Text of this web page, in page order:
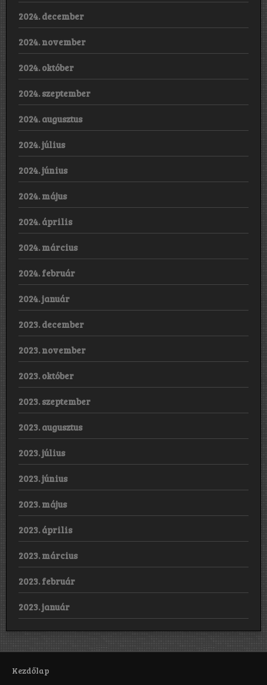
2024. december
2024. november
2024. október
2024. szeptember
2024. augusztus
2024. július
2024. június
2024. május
2024. április
2024. március
2024. február
2024. január
2023. december
2023. november
2023. október
2023. szeptember
2023. augusztus
2023. július
2023. június
2023. május
2023. április
2023. március
2023. február
2023. január
Kezdőlap